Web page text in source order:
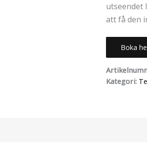
utseendet
att få den
Boka
Kategori: